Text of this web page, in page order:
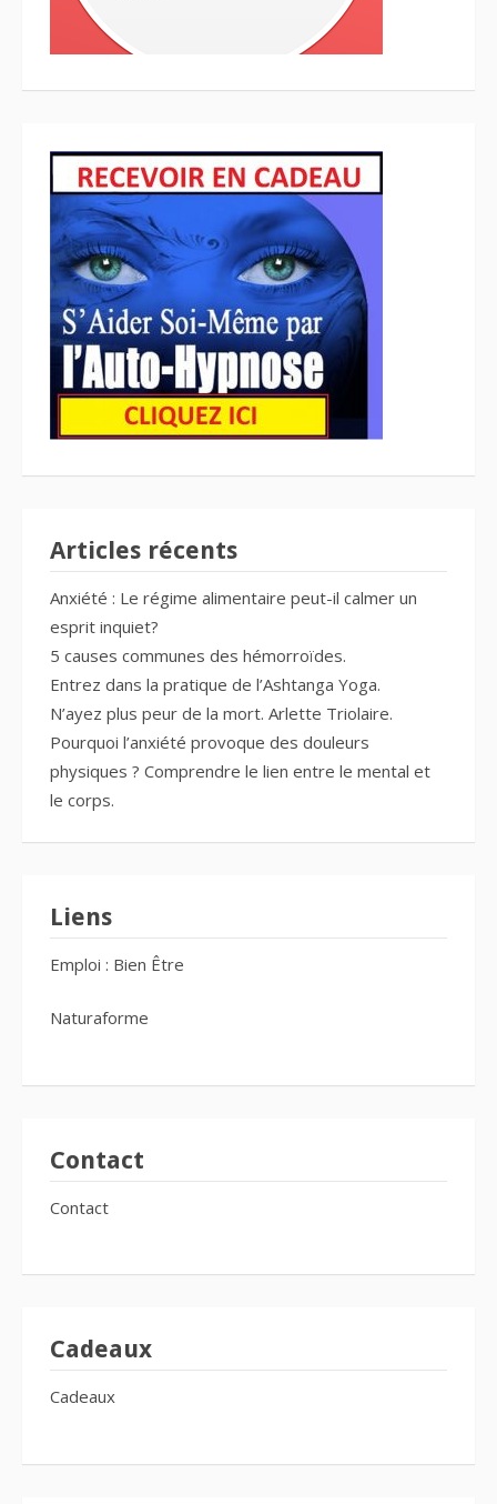
Articles récents
Anxiété : Le régime alimentaire peut-il calmer un
esprit inquiet?
5 causes communes des hémorroïdes.
Entrez dans la pratique de l’Ashtanga Yoga.
N’ayez plus peur de la mort. Arlette Triolaire.
Pourquoi l’anxiété provoque des douleurs
physiques ? Comprendre le lien entre le mental et
le corps.
Liens
Emploi : Bien Être
Naturaforme
Contact
Contact
Cadeaux
Cadeaux